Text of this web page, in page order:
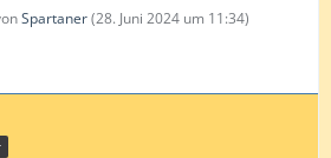
Spartaner(28. Juni 2024 um 11:34)